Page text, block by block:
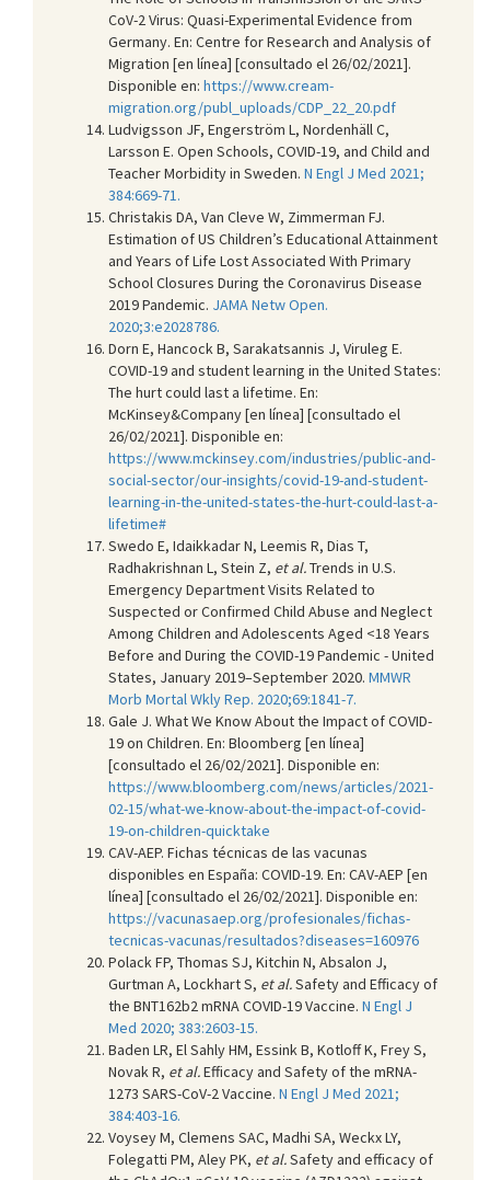
CoV-2 Virus: Quasi-Experimental Evidence from
Germany. En: Centre for Research and Analysis of
Migration [en línea] [consultado el 26/02/2021].
Disponible en: https://www.cream-
migration.org/publ_uploads/CDP_22_20.pdf
Ludvigsson JF, Engerström L, Nordenhäll C,
Larsson E. Open Schools, COVID-19, and Child and
Teacher Morbidity in Sweden. N Engl J Med 2021;
384:669-71.
Christakis DA, Van Cleve W, Zimmerman FJ.
Estimation of US Children’s Educational Attainment
and Years of Life Lost Associated With Primary
School Closures During the Coronavirus Disease
2019 Pandemic. JAMA Netw Open.
2020;3:e2028786.
Dorn E, Hancock B, Sarakatsannis J, Viruleg E.
COVID-19 and student learning in the United States:
The hurt could last a lifetime. En:
McKinsey&Company [en línea] [consultado el
26/02/2021]. Disponible en:
https://www.mckinsey.com/industries/public-and-
social-sector/our-insights/covid-19-and-student-
learning-in-the-united-states-the-hurt-could-last-a-
lifetime#
Swedo E, Idaikkadar N, Leemis R, Dias T,
Radhakrishnan L, Stein Z, et al.Trends in U.S.
Emergency Department Visits Related to
Suspected or Confirmed Child Abuse and Neglect
Among Children and Adolescents Aged <18 Years
Before and During the COVID-19 Pandemic - United
States, January 2019–September 2020. MMWR
Morb Mortal Wkly Rep. 2020;69:1841-7.
Gale J. What We Know About the Impact of COVID-
19 on Children. En: Bloomberg [en línea]
[consultado el 26/02/2021]. Disponible en:
https://www.bloomberg.com/news/articles/2021-
02-15/what-we-know-about-the-impact-of-covid-
19-on-children-quicktake
CAV-AEP. Fichas técnicas de las vacunas
disponibles en España: COVID-19. En: CAV-AEP [en
línea] [consultado el 26/02/2021]. Disponible en:
https://vacunasaep.org/profesionales/fichas-
tecnicas-vacunas/resultados?diseases=160976
Polack FP, Thomas SJ, Kitchin N, Absalon J,
Gurtman A, Lockhart S, et al.Safety and Efficacy of
the BNT162b2 mRNA COVID-19 Vaccine. N Engl J
Med 2020; 383:2603-15.
Baden LR, El Sahly HM, Essink B, Kotloff K, Frey S,
Novak R, et al.Efficacy and Safety of the mRNA-
1273 SARS-CoV-2 Vaccine. N Engl J Med 2021;
384:403-16.
Voysey M, Clemens SAC, Madhi SA, Weckx LY,
Folegatti PM, Aley PK, et al.Safety and efficacy of